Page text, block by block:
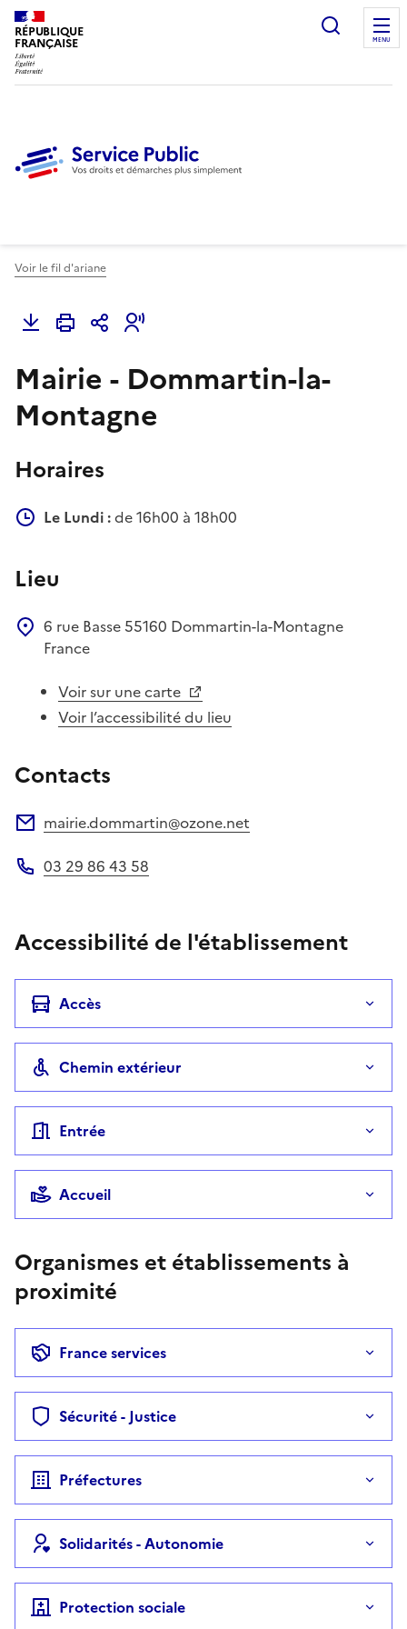
RÉPUBLIQUE
FRANÇAISE
Ouvrir
MENU
Voir le fil d'ariane
Mairie - Dommartin-la-
Montagne
Horaires
Le Lundi :de 16h00 à 18h00
Lieu
6 rue Basse 55160 Dommartin-la-Montagne
France
Voir sur une carte
Voir l’accessibilité du lieu
Contacts
mairie.dommartin@ozone.net
03 29 86 43 58
Accessibilité de l'établissement
Accès
Chemin extérieur
Entrée
Accueil
Organismes et établissements à
proximité
France services
Sécurité - Justice
Préfectures
Solidarités - Autonomie
Protection sociale